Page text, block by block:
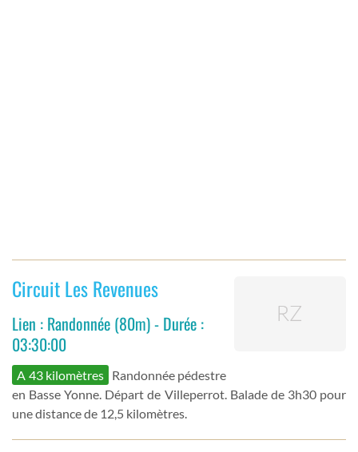
Circuit Les Revenues
Lien : Randonnée (80m) - Durée :
03:30:00
A 43 kilomètres Randonnée pédestre
en Basse Yonne. Départ de Villeperrot. Balade de 3h30 pour
une distance de 12,5 kilomètres.